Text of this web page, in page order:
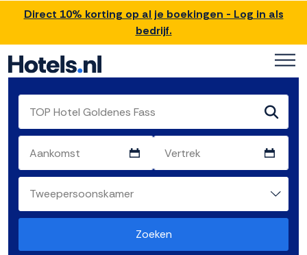
Direct 10% korting op al je boekingen - Log in als
bedrijf.
Zoeken